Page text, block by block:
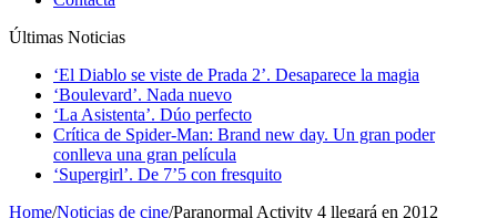
Últimas Noticias
‘El Diablo se viste de Prada 2’. Desaparece la magia
‘Boulevard’. Nada nuevo
‘La Asistenta’. Dúo perfecto
Crítica de Spider-Man: Brand new day. Un gran poder
conlleva una gran película
‘Supergirl’. De 7’5 con fresquito
Home/Noticias de cine/Paranormal Activity 4 llegará en 2012